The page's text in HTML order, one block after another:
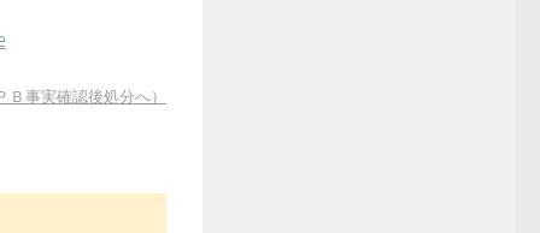
事実確認後処分へ）